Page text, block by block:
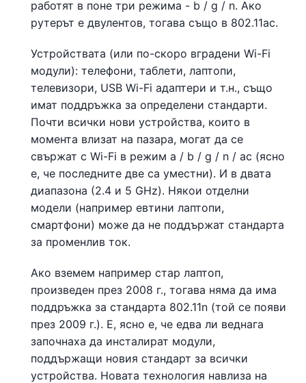
работят в поне три режима - b / g / n. Ако
рутерът е двулентов, тогава също в 802.11ac.
Устройствата (или по-скоро вградени Wi-Fi
модули): телефони, таблети, лаптопи,
телевизори, USB Wi-Fi адаптери и т.н., също
имат поддръжка за определени стандарти.
Почти всички нови устройства, които в
момента влизат на пазара, могат да се
свържат с Wi-Fi в режим a / b / g / n / ac (ясно
е, че последните две са уместни). И в двата
диапазона (2.4 и 5 GHz). Някои отделни
модели (например евтини лаптопи,
смартфони) може да не поддържат стандарта
за променлив ток.
Ако вземем например стар лаптоп,
произведен през 2008 г., тогава няма да има
поддръжка за стандарта 802.11n (той се появи
през 2009 г.). Е, ясно е, че едва ли веднага
започнаха да инсталират модули,
поддържащи новия стандарт за всички
устройства. Новата технология навлиза на